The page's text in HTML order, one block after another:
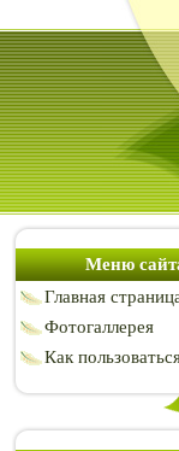
Меню
Главная
Фотогаллерея
Как